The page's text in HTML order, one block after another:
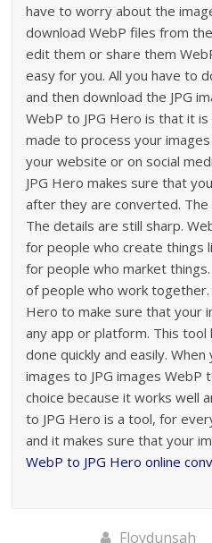
have to worry about the
download WebP files from
edit them or share them
easy for you. All you have to
and then download the JPG
WebP to JPG Hero is that it
made to process your
your website or on social
JPG Hero makes sure that
after they are converted. The
The details are still sharp.
for people who create things
for people who market
of people who work together.
Hero to make sure that your
any app or platform. This
done quickly and easily.
images to JPG images WebP
choice because it works well
to JPG Hero is a tool, for
and it makes sure that your
WebP to JPG Hero online
Floydunsah